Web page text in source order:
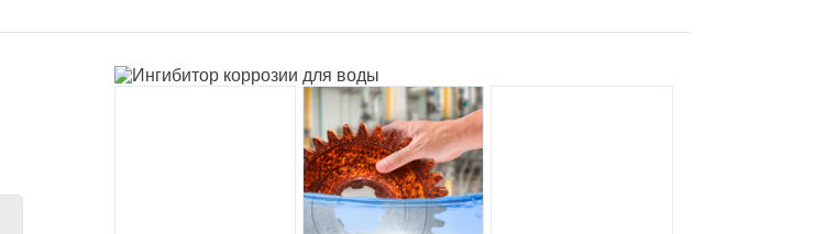
Ингибитор коррозии
для воды Контур